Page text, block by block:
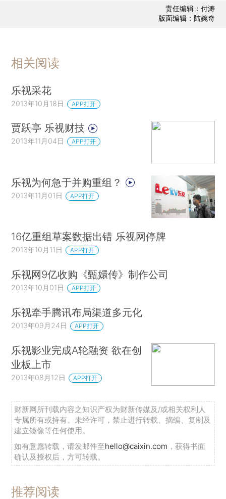
责任编辑：付涛
版面编辑：陆婉奇
相关阅读
乐视采花
2013年10月18日 APP打开
贾跃亭 乐视财技
2013年11月04日 APP打开
乐视为何急于并购重组？
2013年11月01日 APP打开
16亿重组草案数据出错 乐视网停牌
2013年10月11日 APP打开
乐视网9亿收购《甄嬛传》制作公司
2013年10月01日 APP打开
乐视牵手腾讯布局渠道多元化
2013年09月24日 APP打开
乐视影业完成A轮融资 欲在创
业板上市
2013年08月12日 APP打开
财新网所刊载内容之知识产权为财新传媒及/或相关权利人
专属所有或持有。未经许可，禁止进行转载、摘编、复制及
建立镜像等任何使用。
如有意愿转载，请发邮件至hello@caixin.com ，获得书面
确认及授权后，方可转载。
推荐阅读